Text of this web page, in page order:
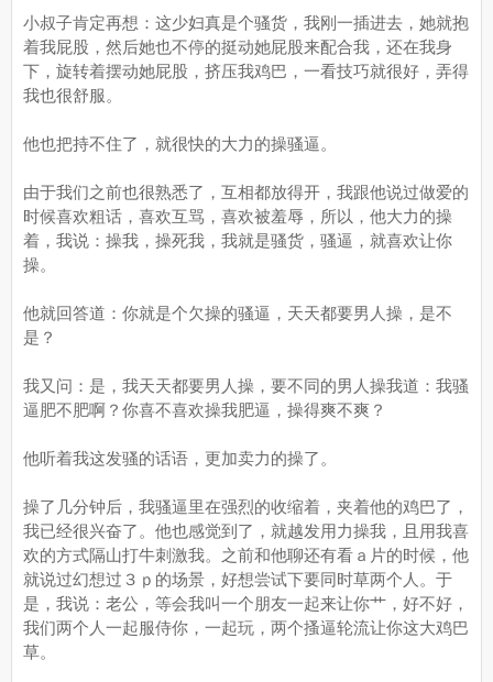
小叔子肯定再想：这少妇真是个骚货，我刚一插进去，她就抱
着我屁股，然后她也不停的挺动她屁股来配合我，还在我身
下，旋转着摆动她屁股，挤压我鸡巴，一看技巧就很好，弄得
我也很舒服。
他也把持不住了，就很快的大力的操骚逼。
由于我们之前也很熟悉了，互相都放得开，我跟他说过做爱的
时候喜欢粗话，喜欢互骂，喜欢被羞辱，所以，他大力的操
着，我说：操我，操死我，我就是骚货，骚逼，就喜欢让你
操。
他就回答道：你就是个欠操的骚逼，天天都要男人操，是不
是？
我又问：是，我天天都要男人操，要不同的男人操我道：我骚
逼肥不肥啊？你喜不喜欢操我肥逼，操得爽不爽？
他听着我这发骚的话语，更加卖力的操了。
操了几分钟后，我骚逼里在强烈的收缩着，夹着他的鸡巴了，
我已经很兴奋了。他也感觉到了，就越发用力操我，且用我喜
欢的方式隔山打牛刺激我。之前和他聊还有看ａ片的时候，他
就说过幻想过３ｐ的场景，好想尝试下要同时草两个人。于
是，我说：老公，等会我叫一个朋友一起来让你艹，好不好，
我们两个人一起服侍你，一起玩，两个搔逼轮流让你这大鸡巴
草。